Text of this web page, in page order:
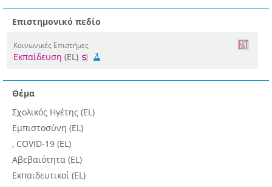
Επιστημονικό πεδίο
Κοινωνικές Επιστήμες
Εκπαίδευση (EL)
Θέμα
Σχολικός Ηγέτης (EL)
Εμπιστοσύνη (EL)
, COVID-19 (EL)
Aβεβαιότητα (EL)
Εκπαιδευτικοί (EL)